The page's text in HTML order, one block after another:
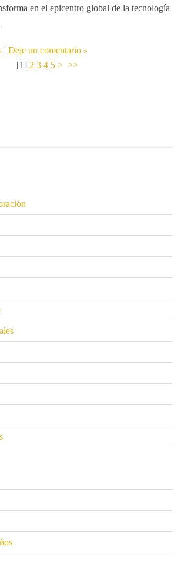
en el epicentro global de la tecnología
| Deje un comentario
[1] 2 3 4 5 > >>